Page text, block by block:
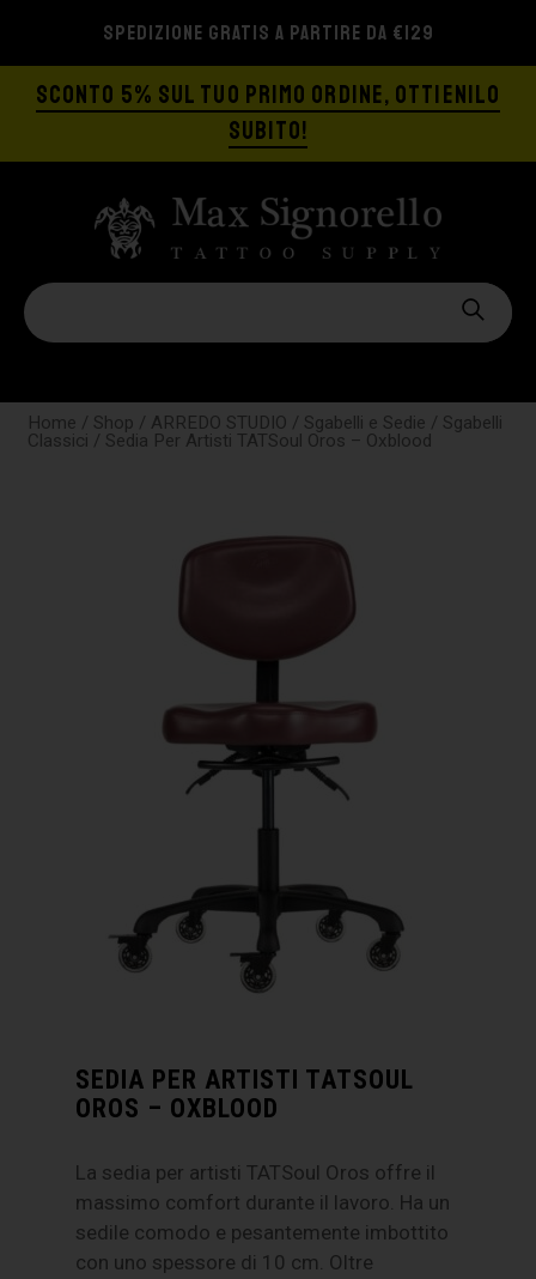
SPEDIZIONE GRATIS A PARTIRE DA €129
SCONTO 5% SUL TUO PRIMO ORDINE, OTTIENILO
SUBITO!
Home / Shop / ARREDO STUDIO / Sgabelli e Sedie / Sgabelli
Classici / Sedia Per Artisti TATSoul Oros – Oxblood
SEDIA PER ARTISTI TATSOUL
OROS – OXBLOOD
La sedia per artisti TATSoul Oros offre il
massimo comfort durante il lavoro. Ha un
sedile comodo e pesantemente imbottito
con uno spessore di 10 cm. Oltre